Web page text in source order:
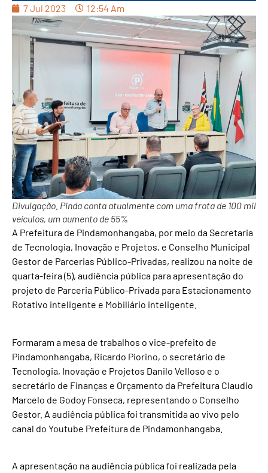
7 Jul 2023 12:54 Am
Divulgação. Pinda conta atualmente com uma frota de 100 mil
veículos, um aumento de 55%
A Prefeitura de Pindamonhangaba, por meio da Secretaria
de Tecnologia, Inovação e Projetos, e Conselho Municipal
Gestor de Parcerias Público-Privadas, realizou na noite de
quarta-feira (5), audiência pública para apresentação do
projeto de Parceria Público-Privada para Estacionamento
Rotativo inteligente e Mobiliário inteligente.
Formaram a mesa de trabalhos o vice-prefeito de
Pindamonhangaba, Ricardo Piorino, o secretário de
Tecnologia, Inovação e Projetos Danilo Velloso e o
secretário de Finanças e Orçamento da Prefeitura Claudio
Marcelo de Godoy Fonseca, representando o Conselho
Gestor. A audiência pública foi transmitida ao vivo pelo
canal do Youtube Prefeitura de Pindamonhangaba.
A apresentação na audiência pública foi realizada pela